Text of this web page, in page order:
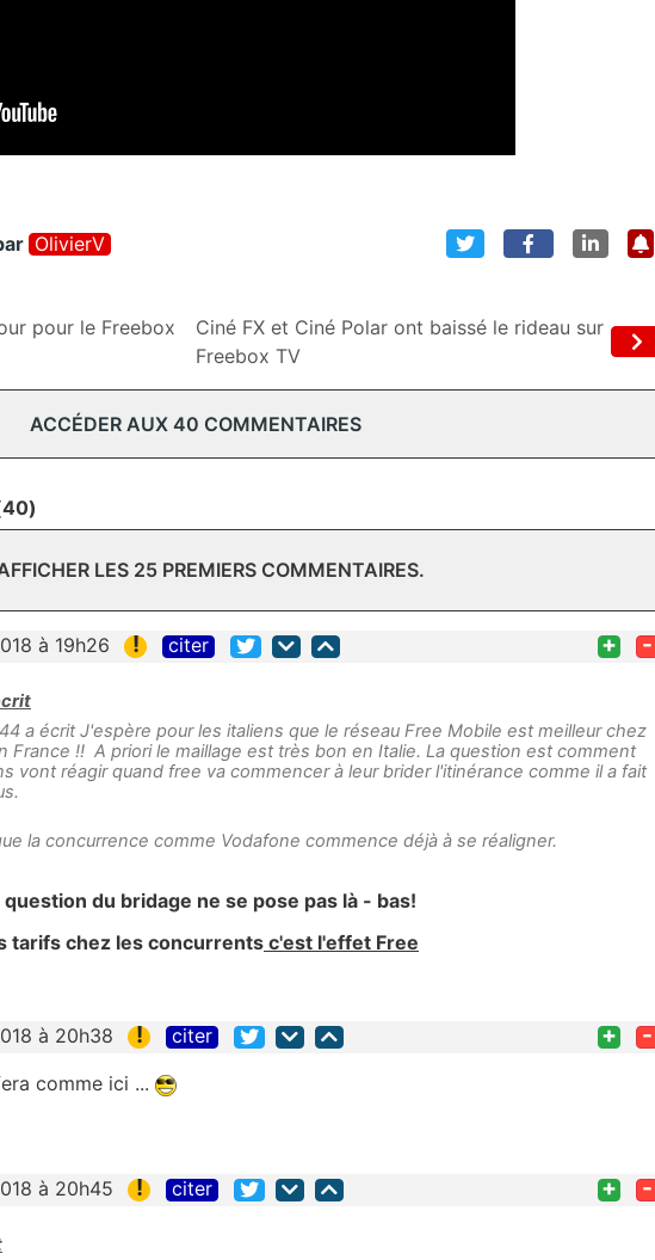
OlivierV
pour le Freebox
Ciné FX et Ciné Polar ont baissé le rideau sur
Freebox TV
ACCÉDER AUX 40 COMMENTAIRES
LES 25 PREMIERS COMMENTAIRES.
à 19h26 ! citer + -
a écrit J'espère pour les italiens que le réseau Free Mobile est meilleur chez
France !! A priori le maillage est très bon en Italie. La question est comment
vont réagir quand free va commencer à leur brider l'itinérance comme il a fait
la concurrence comme Vodafone commence déjà à se réaligner.
du bridage ne se pose pas là - bas!
tarifs chez les concurrents c'est l'effet Free
à 20h38 ! citer + -
comme ici ...
à 20h45 ! citer + -